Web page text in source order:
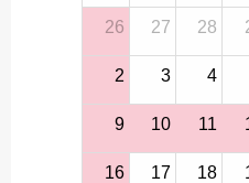
26
27 28
2 3 4
9 10 11
16 17 18